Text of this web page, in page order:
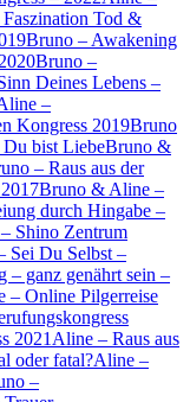
Tod &
Bruno – Awakening
Bruno –
Deines Lebens –
–
Kongress 2019Bruno
bist LiebeBruno &
– Raus aus der
Bruno & Aline –
durch Hingabe –
Shino Zentrum
Sei Du Selbst –
– ganz genährt sein –
– Online Pilgerreise
2021 Aline – Raus aus
oder fatal?Aline –
–